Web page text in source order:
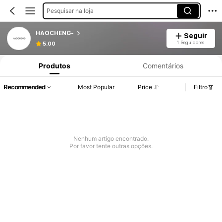
Pesquisar na loja
HAOCHENG-
5.00
Seguir
1 Seguidores
Produtos Comentários
Recommended Most Popular Price Filtro
Nenhum artigo encontrado.
Por favor tente outras opções.